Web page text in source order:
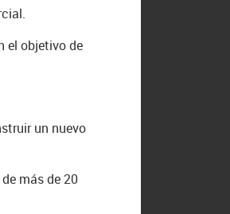
el objetivo de
un nuevo
más de 20